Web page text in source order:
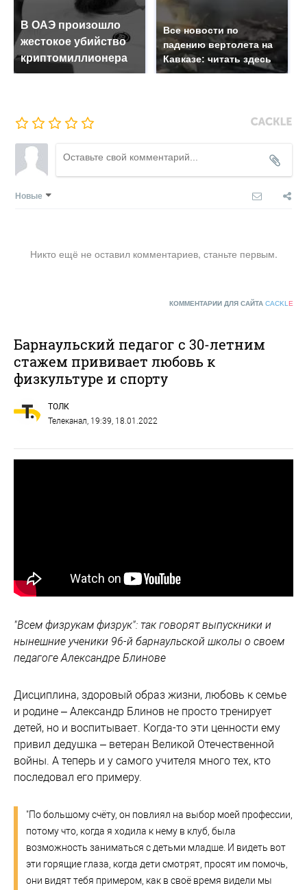
В ОАЭ произошло
жестокое убийство
криптомиллионера
Все новости по
падению вертолета на
Кавказе: читать здесь
Новые
Никто ещё не оставил комментариев, станьте первым.
КОММЕНТАРИИ ДЛЯ САЙТА CACKL E
Барнаульский педагог с 30-летним
стажем прививает любовь к
физкультуре и спорту
ТОЛК
Телеканал , 19:39, 18.01.2022
"Всем физрукам физрук": так говорят выпускники и
нынешние ученики 96-й барнаульской школы о своем
педагоге Александре Блинове
Дисциплина, здоровый образ жизни, любовь к семье
и родине – Александр Блинов не просто тренирует
детей, но и воспитывает. Когда-то эти ценности ему
привил дедушка – ветеран Великой Отечественной
войны. А теперь и у самого учителя много тех, кто
последовал его примеру.
"По большому счёту, он повлиял на выбор моей профессии,
потому что, когда я ходила к нему в клуб, была
возможность заниматься с детьми младше. И видеть вот
эти горящие глаза, когда дети смотрят, просят им помочь,
они видят тебя примером, как в своё время видели мы